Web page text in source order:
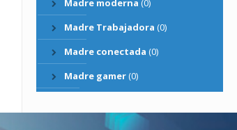
Madre moderna (0)
Madre Trabajadora (0)
Madre conectada (0)
Madre gamer(0)